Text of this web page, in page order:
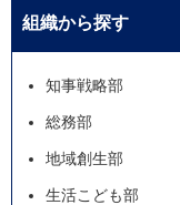
組織から探す
知事戦略部
総務部
地域創生部
生活こども部